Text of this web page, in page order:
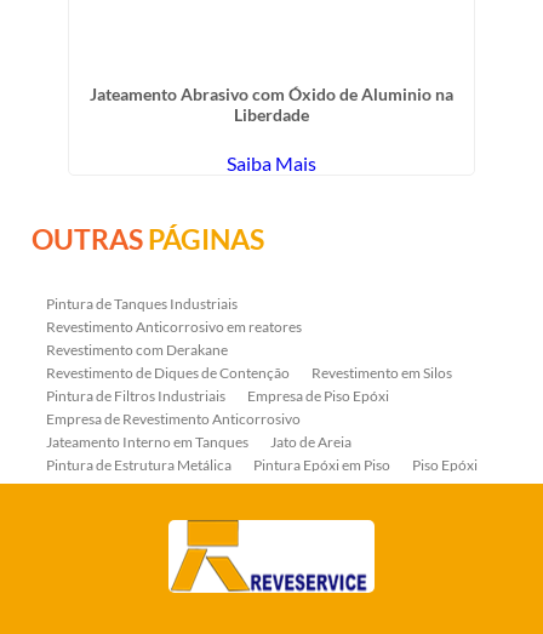
Jateamento Abrasivo com Óxido de Aluminio na
Liberdade
Saiba Mais
OUTRASPÁGINAS
Pintura de Tanques Industriais
Revestimento Anticorrosivo em reatores
Revestimento com Derakane
Revestimento de Diques de Contenção
Revestimento em Silos
Pintura de Filtros Industriais
Empresa de Piso Epóxi
Empresa de Revestimento Anticorrosivo
Jateamento Interno em Tanques
Jato de Areia
Pintura de Estrutura Metálica
Pintura Epóxi em Piso
Piso Epóxi
Piso Epóxi Autonivelante
Revestimento E-coat em Serpentinas
Revestimentos Anticorrosivos em Trocadores de Calor
Revestimentos em Tanques
Revestimentos Fenólicos